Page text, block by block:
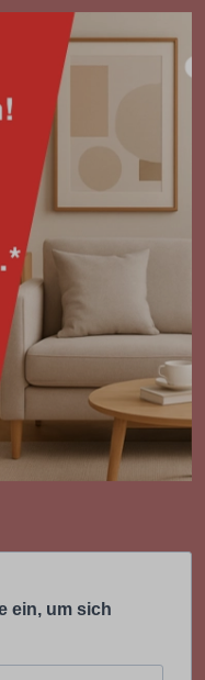
ein, um sich